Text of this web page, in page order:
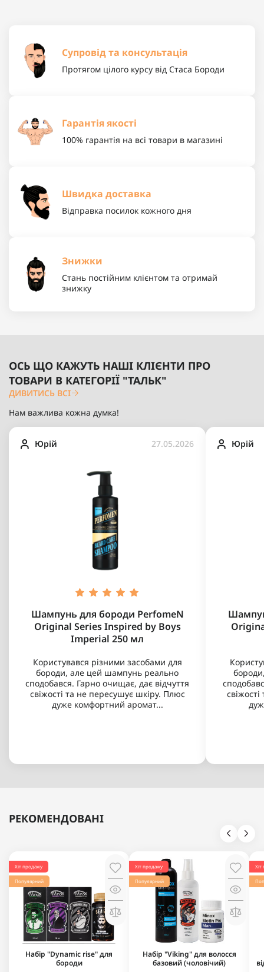
Супровід та консультація
Протягом цілого курсу від Стаса Бороди
Гарантія якості
100% гарантія на всі товари в магазині
Швидка доставка
Відправка посилок кожного дня
Знижки
Стань постійним клієнтом та отримай
знижку
ОСЬ ЩО КАЖУТЬ НАШІ КЛІЄНТИ ПРО
ТОВАРИ В КАТЕГОРІЇ "ТАЛЬК"
ДИВИТИСЬ ВСІ
Нам важлива кожна думка!
Юрій 27.05.2026
Шампунь для бороди PerfomeN
Original Series Inspired by Boys
Imperial 250 мл
Користувався різними засобами для
бороди, але цей шампунь реально
сподобався. Гарно очищає, дає відчуття
свіжості та не пересушує шкіру. Плюс
дуже комфортний аромат...
Юрій
РЕКОМЕНДОВАНІ
Хіт продажу
Популярний
Набір "Dynamic rise" для
бороди
Хіт продажу
Популярний
Набір "Viking" для волосся
базовий (чоловічий)
Хіт